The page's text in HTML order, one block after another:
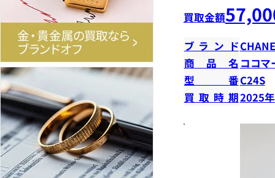
買取金額
ブランド
商品名 ココ
型番C24S
買取時期2025